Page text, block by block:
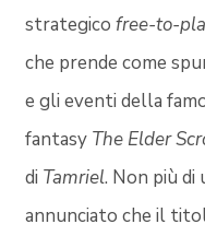
strategico free-to-
che prende come
e gli eventi della
fantasy The Elder
di Tamriel. Non più di
annunciato che il